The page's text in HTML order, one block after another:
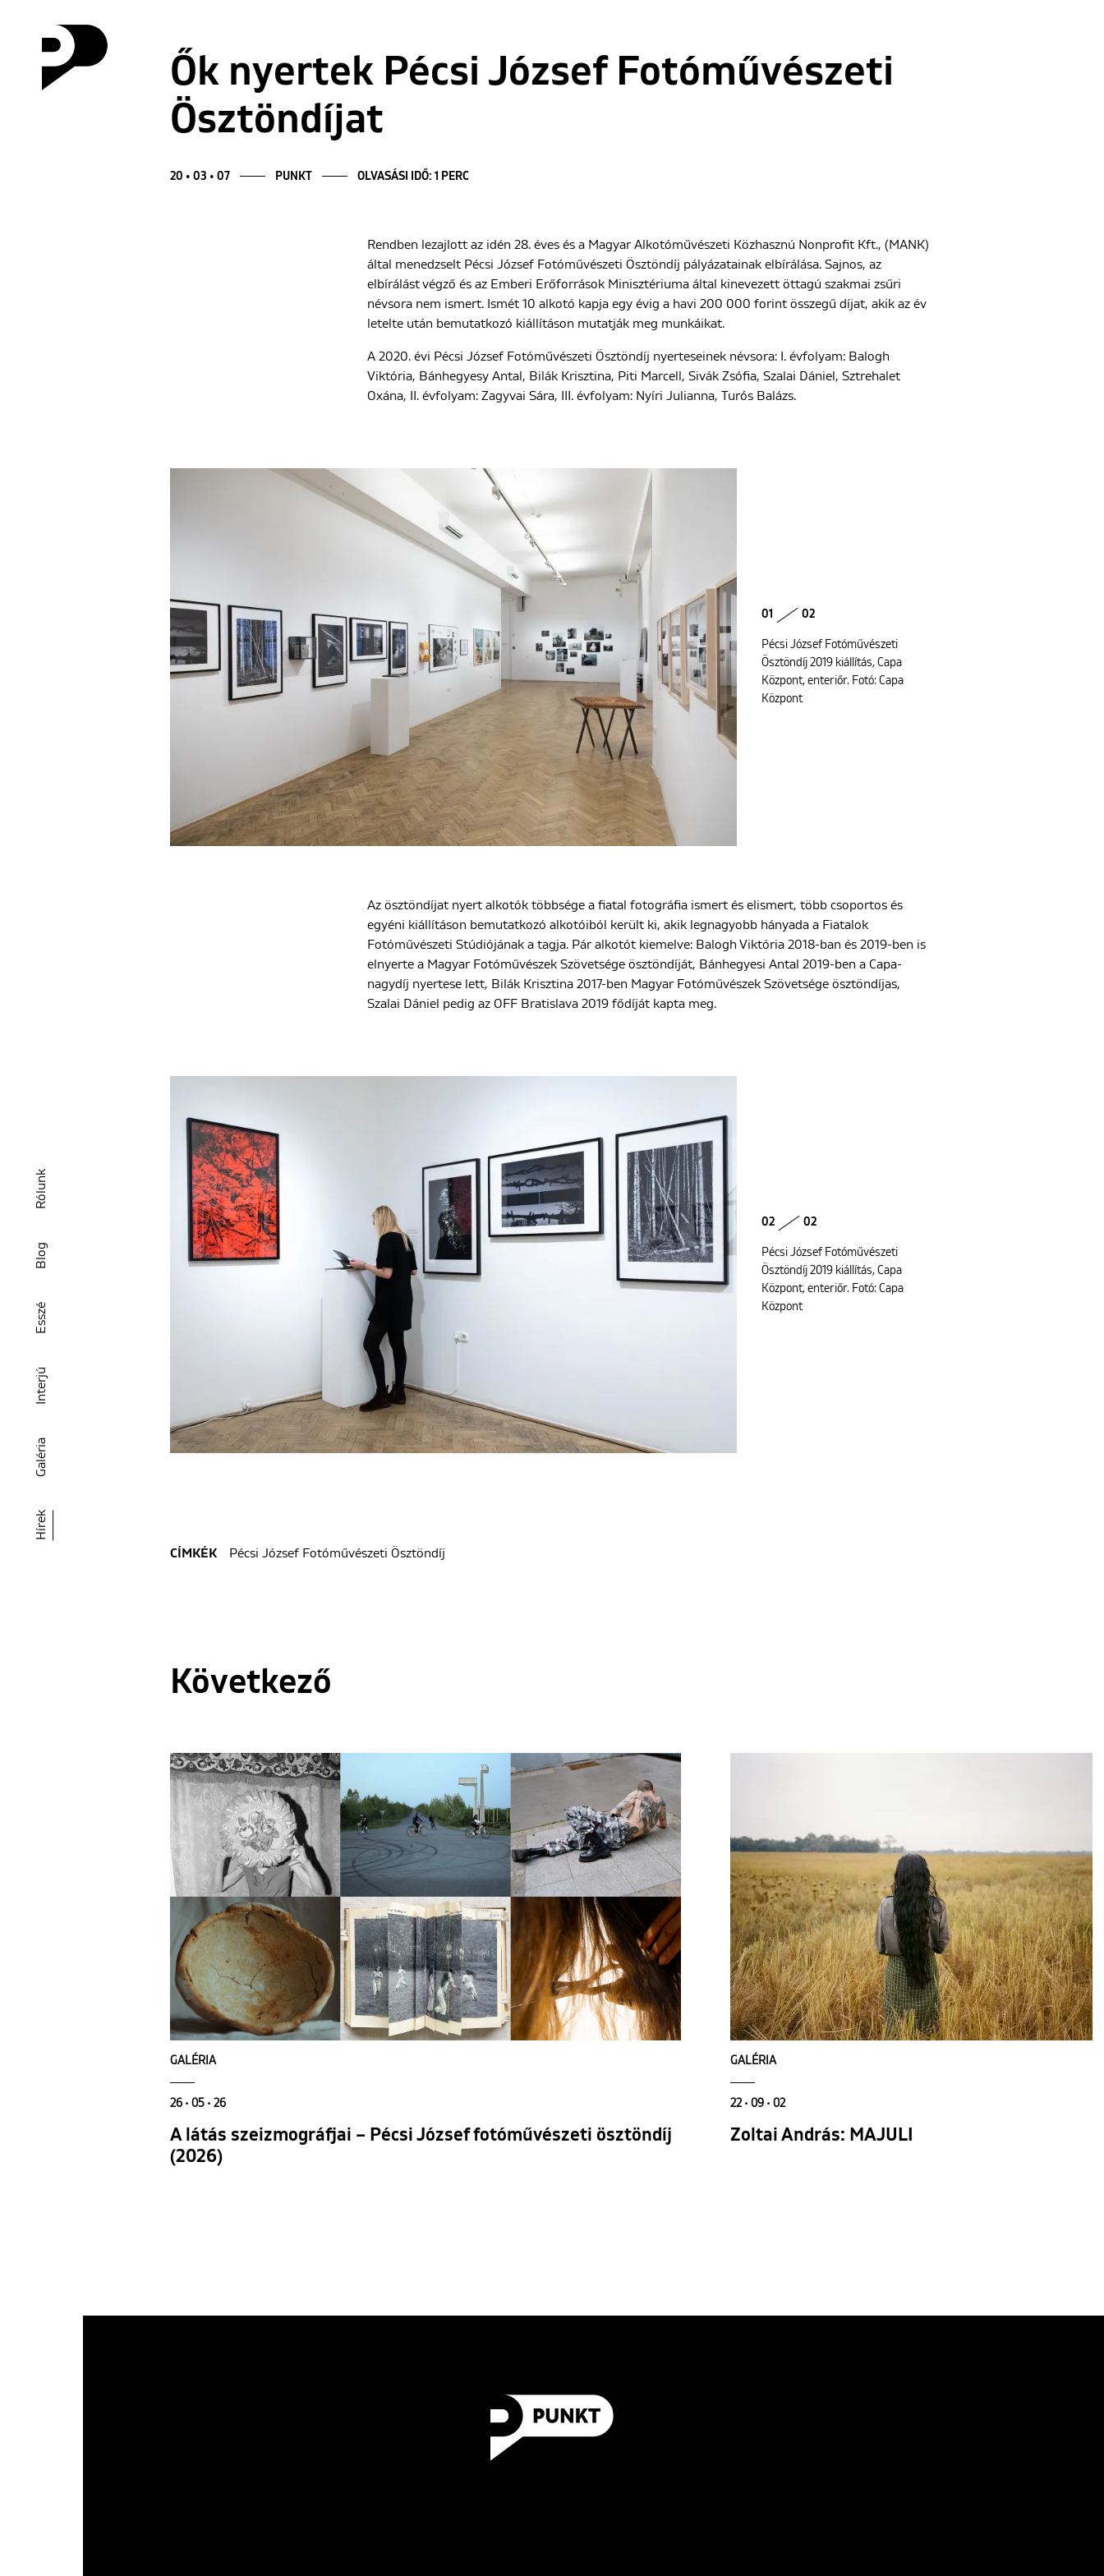
Hírek
Galéria
Interjú
Esszé
Blog
Rólunk
Ők nyertek Pécsi József Fotóművészeti
Ösztöndíjat
20 • 03 • 07 PUNKT OLVASÁSI IDŐ: 1 PERC
Rendben lezajlott az idén 28. éves és a Magyar Alkotóművészeti Közhasznú Nonprofit Kft., (MANK)
által menedzselt Pécsi József Fotóművészeti Ösztöndíj pályázatainak elbírálása. Sajnos, az
elbírálást végző és az Emberi Erőforrások Minisztériuma által kinevezett öttagú szakmai zsűri
névsora nem ismert. Ismét 10 alkotó kapja egy évig a havi 200 000 forint összegű díjat, akik az év
letelte után bemutatkozó kiállításon mutatják meg munkáikat.
A 2020. évi Pécsi József Fotóművészeti Ösztöndíj nyerteseinek névsora: I. évfolyam: Balogh
Viktória, Bánhegyesy Antal, Bilák Krisztina, Piti Marcell, Sivák Zsófia, Szalai Dániel, Sztrehalet
Oxána, II. évfolyam: Zagyvai Sára, III. évfolyam: Nyíri Julianna, Turós Balázs.
01 02
Pécsi József Fotóművészeti
Ösztöndíj 2019 kiállítás, Capa
Központ, enteriőr. Fotó: Capa
Központ
Az ösztöndíjat nyert alkotók többsége a fiatal fotográfia ismert és elismert, több csoportos és
egyéni kiállításon bemutatkozó alkotóiból került ki, akik legnagyobb hányada a Fiatalok
Fotóművészeti Stúdiójának a tagja. Pár alkotót kiemelve: Balogh Viktória 2018-ban és 2019-ben is
elnyerte a Magyar Fotóművészek Szövetsége ösztöndíját, Bánhegyesi Antal 2019-ben a Capa-
nagydíj nyertese lett, Bilák Krisztina 2017-ben Magyar Fotóművészek Szövetsége ösztöndíjas,
Szalai Dániel pedig az OFF Bratislava 2019 fődíját kapta meg.
02 02
Pécsi József Fotóművészeti
Ösztöndíj 2019 kiállítás, Capa
Központ, enteriőr. Fotó: Capa
Központ
CÍMKÉK Pécsi József Fotóművészeti Ösztöndíj
Következő
GALÉRIA
26 • 05 • 26
A látás szeizmográfjai – Pécsi József fotóművészeti ösztöndíj
(2026)
GALÉRIA
22 • 09 • 02
Zoltai András: MAJULI